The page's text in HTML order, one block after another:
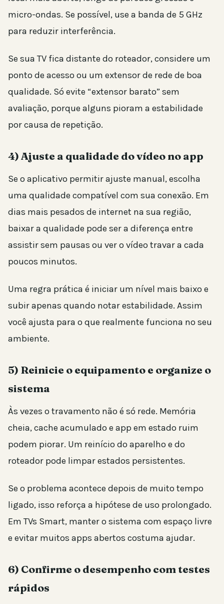
micro-ondas. Se possível, use a banda de 5 GHz
para reduzir interferência.
Se sua TV fica distante do roteador, considere um
ponto de acesso ou um extensor de rede de boa
qualidade. Só evite “extensor barato” sem
avaliação, porque alguns pioram a estabilidade
por causa de repetição.
4) Ajuste a qualidade do vídeo no app
Se o aplicativo permitir ajuste manual, escolha
uma qualidade compatível com sua conexão. Em
dias mais pesados de internet na sua região,
baixar a qualidade pode ser a diferença entre
assistir sem pausas ou ver o vídeo travar a cada
poucos minutos.
Uma regra prática é iniciar um nível mais baixo e
subir apenas quando notar estabilidade. Assim
você ajusta para o que realmente funciona no seu
ambiente.
5) Reinicie o equipamento e organize o
sistema
Às vezes o travamento não é só rede. Memória
cheia, cache acumulado e app em estado ruim
podem piorar. Um reinício do aparelho e do
roteador pode limpar estados persistentes.
Se o problema acontece depois de muito tempo
ligado, isso reforça a hipótese de uso prolongado.
Em TVs Smart, manter o sistema com espaço livre
e evitar muitos apps abertos costuma ajudar.
6) Confirme o desempenho com testes
rápidos